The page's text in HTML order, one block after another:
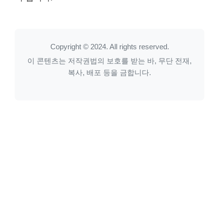
Copyright © 2024. All rights reserved.
이 콘텐츠는 저작권법의 보호를 받는 바, 무단 전재,
복사, 배포 등을 금합니다.